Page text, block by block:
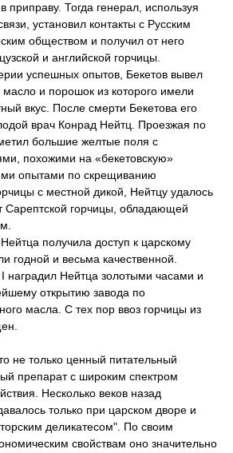
приправу. Тогда генерал, используя
установил контакты с Русским
обществом и получил от него
и английской горчицы.
успешных опытов, Бекетов вывел
и порошок из которого имели
вкус. После смерти Бекетова его
врач Конрад Нейтц. Проезжая по
большие желтые поля с
похожими на «бекетовскую»
опытами по скрещиванию
с местной дикой, Нейтцу удалось
Сарептской горчицы, обладающей
получила доступ к царскому
годной и весьма качественной.
наградил Нейтца золотыми часами и
открытию завода по
масла. С тех пор ввоз горчицы из
не только ценный питательный
препарат с широким спектром
Несколько веков назад
только при царском дворе и
деликатесом". По своим
свойствам оно значительно